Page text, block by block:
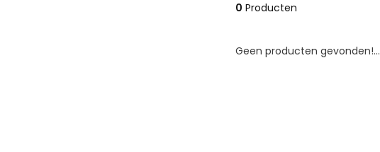
0 Producten
Geen producten gevonden!...